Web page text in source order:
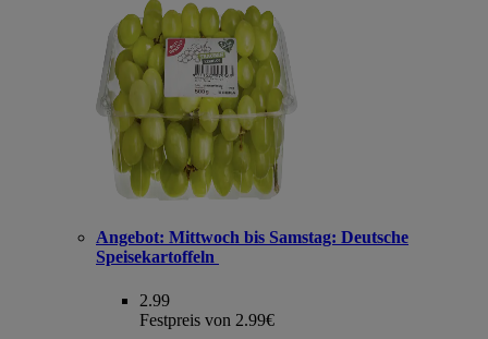
Angebot: Mittwoch bis Samstag: Deutsche
Speisekartoffeln
2.99
Festpreis von 2.99€